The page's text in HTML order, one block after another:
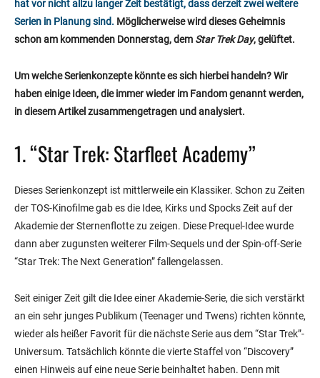
hat vor nicht allzu langer Zeit bestätigt, dass derzeit zwei weitere
Serien in Planung sind. Möglicherweise wird dieses Geheimnis
schon am kommenden Donnerstag, dem Star Trek Day, gelüftet.
Um welche Serienkonzepte könnte es sich hierbei handeln? Wir
haben einige Ideen, die immer wieder im Fandom genannt werden,
in diesem Artikel zusammengetragen und analysiert.
1. “Star Trek: Starfleet Academy”
Dieses Serienkonzept ist mittlerweile ein Klassiker. Schon zu Zeiten
der TOS-Kinofilme gab es die Idee, Kirks und Spocks Zeit auf der
Akademie der Sternenflotte zu zeigen. Diese Prequel-Idee wurde
dann aber zugunsten weiterer Film-Sequels und der Spin-off-Serie
“Star Trek: The Next Generation” fallengelassen.
Seit einiger Zeit gilt die Idee einer Akademie-Serie, die sich verstärkt
an ein sehr junges Publikum (Teenager und Twens) richten könnte,
wieder als heißer Favorit für die nächste Serie aus dem “Star Trek”-
Universum. Tatsächlich könnte die vierte Staffel von “Discovery”
einen Hinweis auf eine neue Serie beinhaltet haben. Denn mit